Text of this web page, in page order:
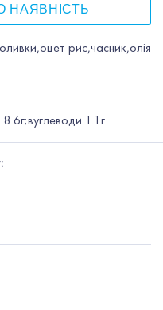
рис,часник,олія
1.1г
НАЯВНІСТЬ